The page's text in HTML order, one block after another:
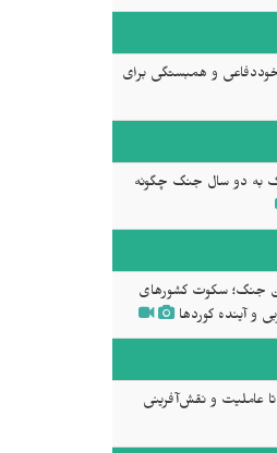
و همبستگی برای
به دو سال جنگ چگونه
جنگ؛ سکوت کشورهای
و آینده کوردها
عاملیت و نقش‌آفرینی